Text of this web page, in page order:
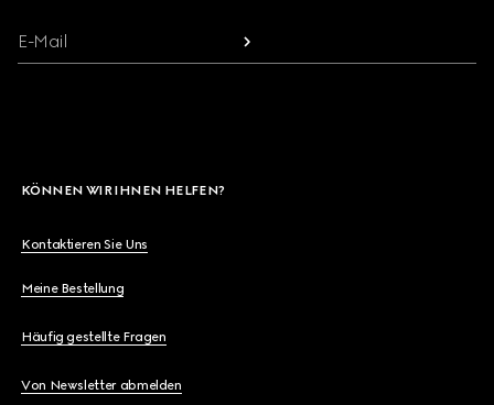
E-Mail
KÖNNEN WIR IHNEN HELFEN?
Kontaktieren Sie Uns
Meine Bestellung
Häufig gestellte Fragen
Von Newsletter abmelden